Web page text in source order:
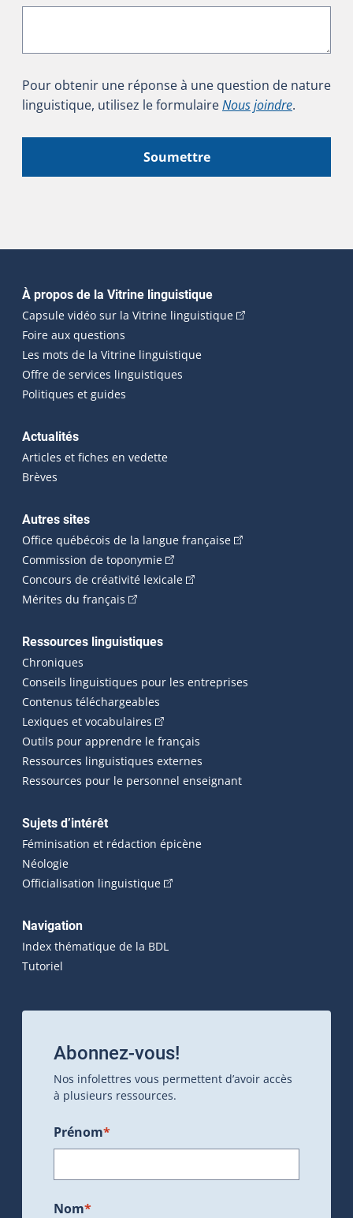
Pour obtenir une réponse à une question de nature
linguistique, utilisez le formulaireNous joindre.
Soumettre
Navigation principale
À propos de la Vitrine linguistique
Capsule vidéo sur la Vitrine linguistique(Cet hyperlien
Foire aux questions
Les mots de la Vitrine linguistique
Offre de services linguistiques
Politiques et guides
Actualités
Articles et fiches en vedette
Brèves
Autres sites
Office québécois de la langue française(Cet hyperlien
Commission de toponymie(Cet hyperlien externe s'ouvrira
Concours de créativité lexicale(Cet hyperlien externe
Mérites du français (Cet hyperlien externe s'ouvrira dans une
Ressources linguistiques
Chroniques
Conseils linguistiques pour les entreprises
Contenus téléchargeables
Lexiques et vocabulaires (Cet hyperlien externe s'ouvrira
Outils pour apprendre le français
Ressources linguistiques externes
Ressources pour le personnel enseignant
Sujets d’intérêt
Féminisation et rédaction épicène
Néologie
Officialisation linguistique(Cet hyperlien externe s'ouvrira
Navigation
Index thématique de la BDL
Tutoriel
Abonnez-vous!
Nos infolettres vous permettent d’avoir accès
à plusieurs ressources.
Prénom*
Nom*